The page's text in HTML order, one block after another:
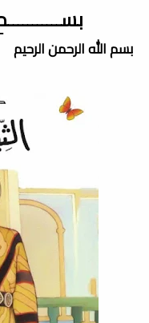
بسم الله الرحمن الرحيم